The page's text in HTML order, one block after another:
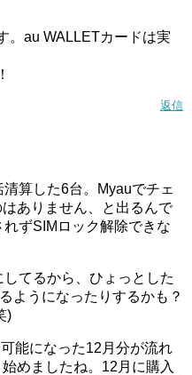
。au WALLETカードは実
返信
算した6台。Myauでチェ
ありません、と出るんで
ずSIMロック解除できな
てるから、ひょっとした
ようになったりするかも？
)
能になった12月分が流れ
めましたね。12月に購入